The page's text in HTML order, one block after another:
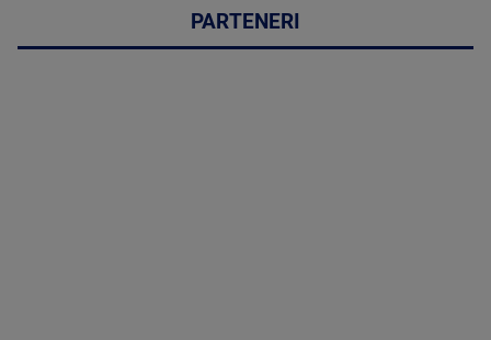
PARTENERI